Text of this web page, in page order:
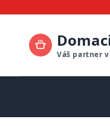
Váš partner